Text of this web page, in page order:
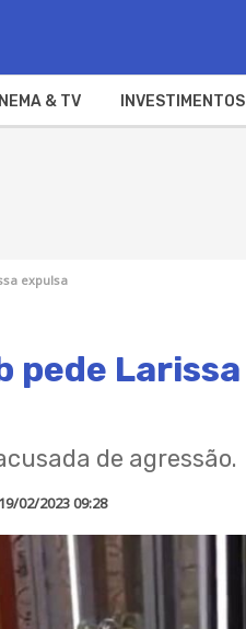
& TV INVESTIMENTOS
expulsa
pede Larissa
de agressão.
19/02/2023 09:28